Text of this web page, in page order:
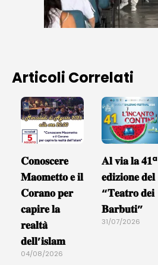
Articoli Correlati
𝐂𝐨𝐧𝐨𝐬𝐜𝐞𝐫𝐞
𝐌𝐚𝐨𝐦𝐞𝐭𝐭𝐨 𝐞 𝐢𝐥
𝐂𝐨𝐫𝐚𝐧𝐨 𝐩𝐞𝐫
𝐜𝐚𝐩𝐢𝐫𝐞 𝐥𝐚
𝐫𝐞𝐚𝐥𝐭𝐚̀
𝐝𝐞𝐥𝐥’𝐢𝐬𝐥𝐚𝐦
04/08/2026
𝐀𝐥 𝐯𝐢𝐚 𝐥𝐚 𝟒𝟏ª
𝐞𝐝𝐢𝐳𝐢𝐨𝐧𝐞 𝐝𝐞𝐥
“𝐓𝐞𝐚𝐭𝐫𝐨 𝐝𝐞𝐢
𝐁𝐚𝐫𝐛𝐮𝐭𝐢”
31/07/2026